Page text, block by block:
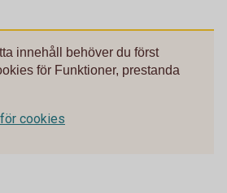
innehåll behöver du först
för Funktioner, prestanda
cookies